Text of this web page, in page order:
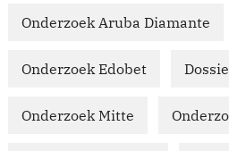
Onderzoek Aruba Diamante
Onderzoek Edobet
Onderzoek Mitte